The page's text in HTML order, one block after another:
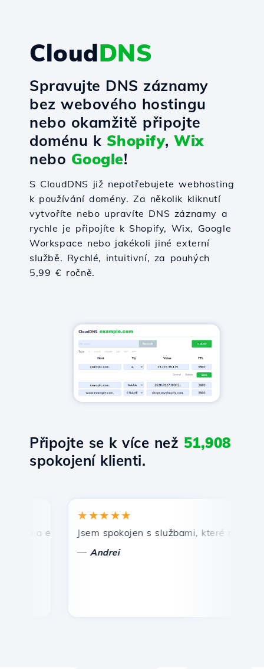
CloudDNS
Spravujte DNS záznamy
bez webového hostingu
nebo okamžitě připojte
doménu k Shopify, Wix
nebo Google!
S CloudDNS již nepotřebujete webhosting
k používání domény. Za několik kliknutí
vytvoříte nebo upravíte DNS záznamy a
rychle je připojíte k Shopify, Wix, Google
Workspace nebo jakékoli jiné externí
službě. Rychlé, intuitivní, za pouhých
5,99 € ročně.
Připojte se k více než 51,908
spokojení klienti.
a efektivní technická podpora.
★★★★★
Jsem spokojen s službami, které nabízí
Andrei